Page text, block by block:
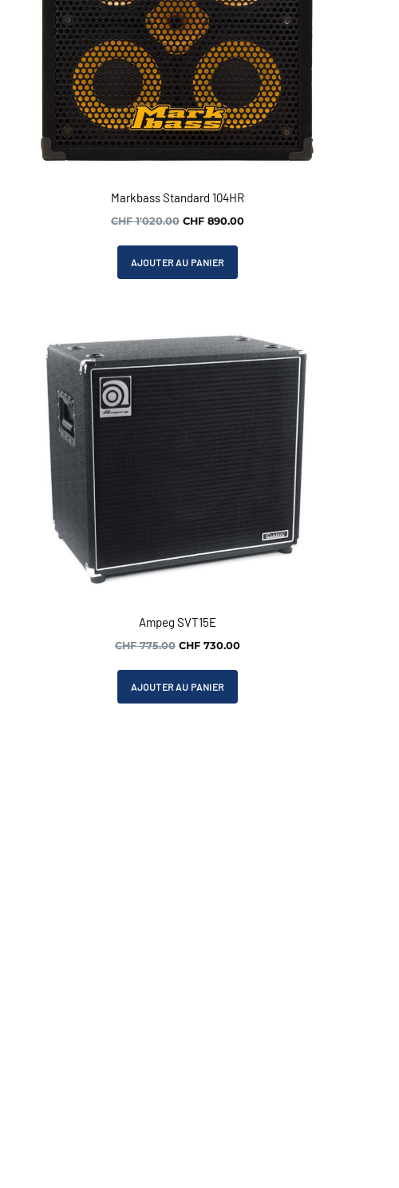
Markbass Standard 104HR
CHF1'020.00 Le
initial
CHF890.00Le
AJOUTER AU PANIER
Ampeg SVT15E
CHF775.00 Le
initial
CHF730.00Le
AJOUTER AU PANIER